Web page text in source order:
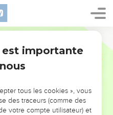
L’ÉVÉNEMENT
!
est importante
tous les cookies », vous
des traceurs (comme des
votre compte utilisateur) et